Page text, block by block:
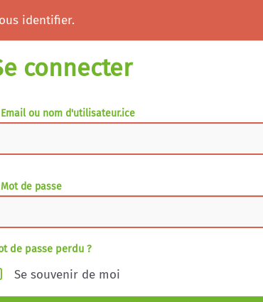
identifier.
connecter
Email ou nom d'utilisateur.ice
Mot de passe
de passe perdu ?
Se souvenir de moi